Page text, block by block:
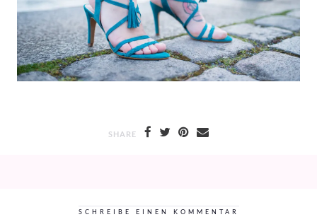
SHARE
SCHREIBE EINEN KOMMENTAR